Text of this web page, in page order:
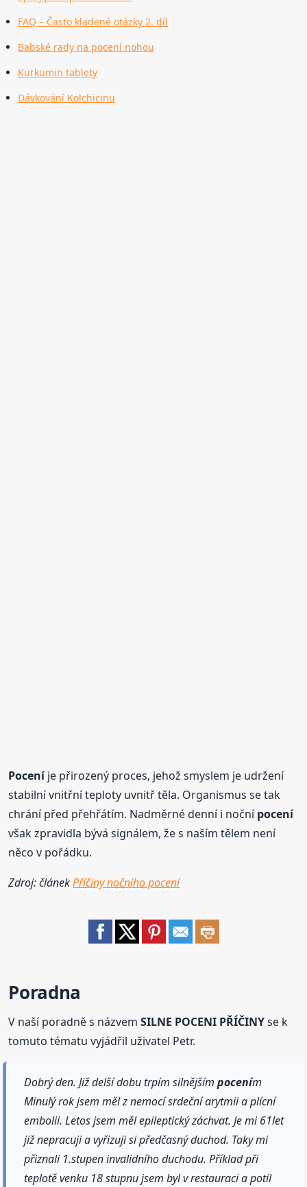
FAQ – Často kladené otázky 2. díl
Babské rady na pocení nohou
Kurkumin tablety
Dávkování Kolchicinu
Poceníje přirozený proces, jehož smyslem je udržení
stabilní vnitřní teploty uvnitř těla. Organismus se tak
chrání před přehřátím. Nadměrné denní i nočnípocení
však zpravidla bývá signálem, že s naším tělem není
něco v pořádku.
Zdroj: článekPříčiny nočního pocení
Poradna
V naší poradně s názvemSILNE POCENI PŘÍČINYse k
tomuto tématu vyjádřil uživatel Petr.
Dobrý den. Již delší dobu trpím silnějšímpocením
Minulý rok jsem měl z nemocí srdeční arytmii a plícní
embolii. Letos jsem měl epileptický záchvat. Je mi 61let
již nepracuji a vyřizuji si předčasný duchod. Taky mi
přiznali 1.stupen invalidního duchodu. Příklad při
teplotě venku 18 stupnu jsem byl v restauraci a potil